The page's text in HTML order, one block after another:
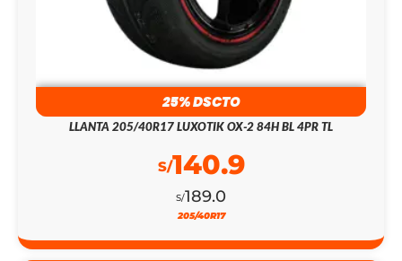
25% DSCTO
LLANTA 205/40R17 LUXOTIK OX-2 84H BL 4PR TL
S/189.0
S/140.9
205/40R17